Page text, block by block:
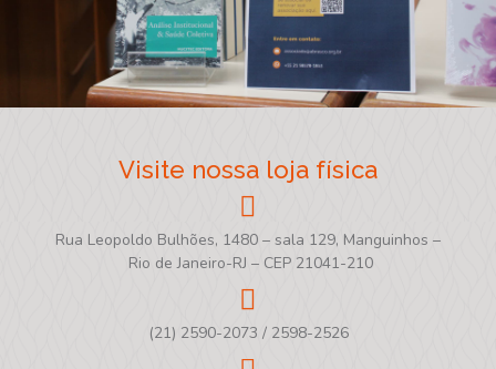
Visite nossa loja física
Rua Leopoldo Bulhões, 1480 – sala 129, Manguinhos –
Rio de Janeiro-RJ – CEP 21041-210
(21) 2590-2073 / 2598-2526